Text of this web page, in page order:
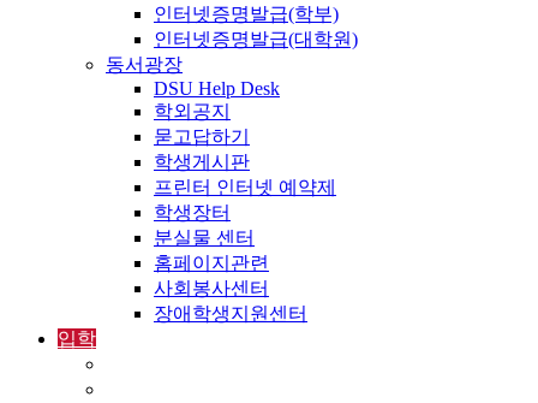
인터넷증명발급(학부)
인터넷증명발급(대학원)
동서광장
DSU Help Desk
학외공지
묻고답하기
학생게시판
프린터 인터넷 예약제
학생장터
분실물 센터
홈페이지관련
사회봉사센터
장애학생지원센터
입학